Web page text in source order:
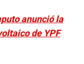
anunció la
de YPF